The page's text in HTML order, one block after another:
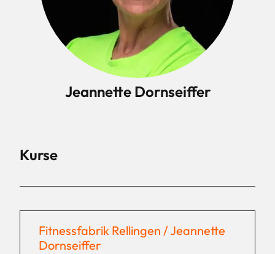
Jeannette Dornseiffer
Kurse
Fitnessfabrik Rellingen / Jeannette
Dornseiffer